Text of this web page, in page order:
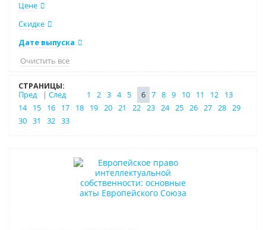
Цене
Скидке
Дате выпуска
Очистить все
СТРАНИЦЫ:
Пред
| След 1 2 3 4 5 6 7 8 9 10 11 12
13
14
15 16 17 18 19 20 21 22 23 24 25 26 27 28 29
30 31 32 33
Нет в наличии